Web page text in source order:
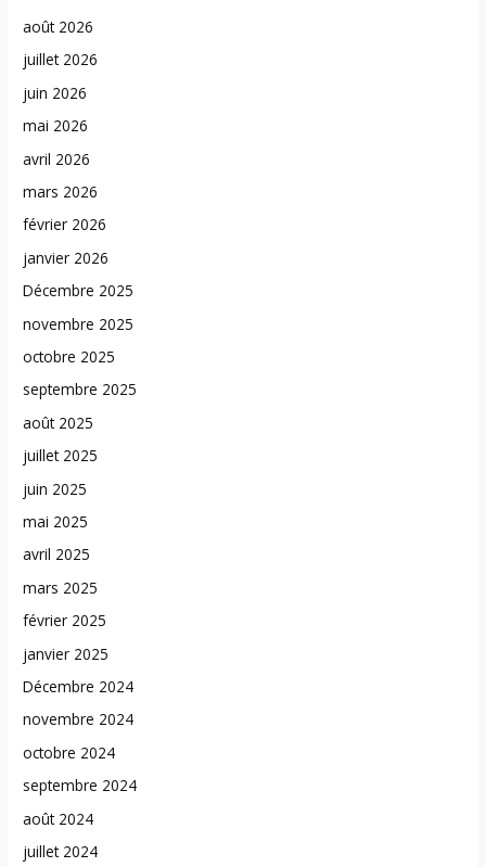
août 2026
juillet 2026
juin 2026
mai 2026
avril 2026
mars 2026
février 2026
janvier 2026
Décembre 2025
novembre 2025
octobre 2025
septembre 2025
août 2025
juillet 2025
juin 2025
mai 2025
avril 2025
mars 2025
février 2025
janvier 2025
Décembre 2024
novembre 2024
octobre 2024
septembre 2024
août 2024
juillet 2024